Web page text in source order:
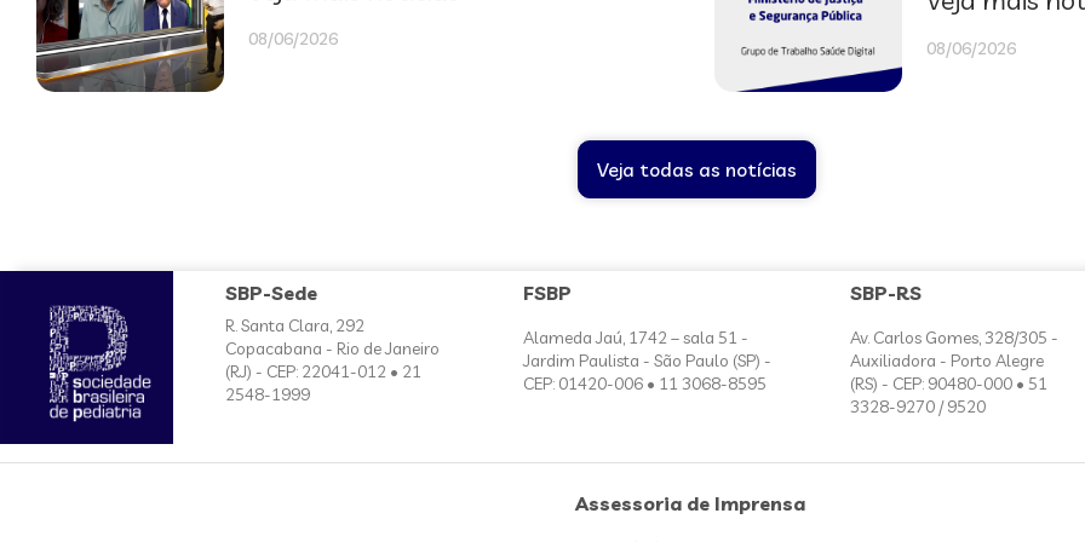
08/06/2026 08/06/2026
Veja todas as notícias
SBP-Sede
R. Santa Clara, 292
Copacabana - Rio de Janeiro
(RJ) - CEP: 22041-012 • 21
2548-1999
FSBP
Alameda Jaú, 1742 – sala 51 -
Jardim Paulista - São Paulo (SP) -
CEP: 01420-006 • 11 3068-8595
SBP-RS
Av. Carlos Gomes, 328/305 -
Auxiliadora - Porto Alegre
(RS) - CEP: 90480-000 • 51
3328-9270 / 9520
Assessoria de Imprensa